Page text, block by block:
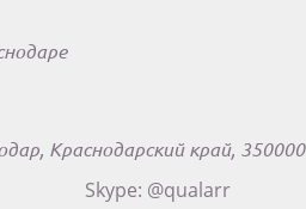
Краснодарский край, 350000
Skype: @qualarr